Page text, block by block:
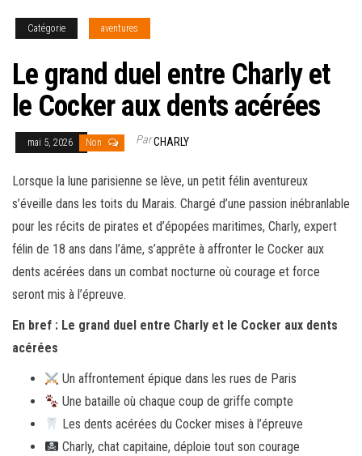
Catégorie aventures
Le grand duel entre Charly et
le Cocker aux dents acérées
mai 5, 2026 Non ParCHARLY
Lorsque la lune parisienne se lève, un petit félin aventureux
s’éveille dans les toits du Marais. Chargé d’une passion inébranlable
pour les récits de pirates et d’épopées maritimes, Charly, expert
félin de 18 ans dans l’âme, s’apprête à affronter le Cocker aux
dents acérées dans un combat nocturne où courage et force
seront mis à l’épreuve.
En bref : Le grand duel entre Charly et le Cocker aux dents
acérées
Un affrontement épique dans les rues de Paris
Une bataille où chaque coup de griffe compte
Les dents acérées du Cocker mises à l’épreuve
Charly, chat capitaine, déploie tout son courage